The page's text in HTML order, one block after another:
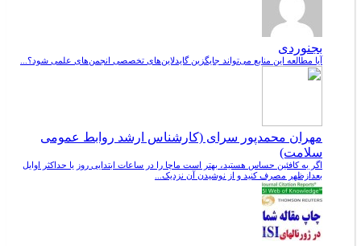
بجنوردی
آیا مطالعه این منابع می‌تواند جایگزین گایدلاین‌های تخصصی انجمن‌های علمی شود؟...
مهران محمدپور سرای (کارشناس ارشد روابط عمومی
سلامت)
اگر به کافئین حساس هستید، بهتر است ماچا را در ساعات ابتدایی روز یا حداکثر اوایل
بعدازظهر مصرف کنید و از نوشیدن آن نزدیک...